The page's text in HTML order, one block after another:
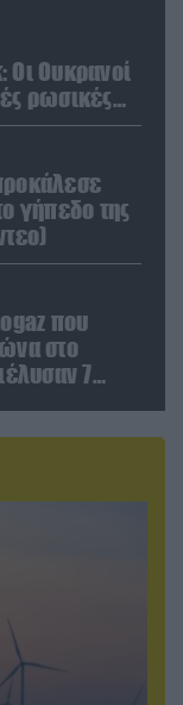
Οι Ουκρανοί
ρωσικές
γήπεδο της
που
στο
7